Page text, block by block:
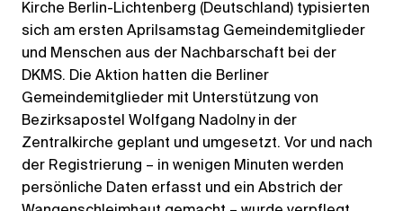
Kirche Berlin-Lichtenberg (Deutschland) typisierten
sich am ersten Aprilsamstag Gemeindemitglieder
und Menschen aus der Nachbarschaft bei der
DKMS. Die Aktion hatten die Berliner
Gemeindemitglieder mit Unterstützung von
Bezirksapostel Wolfgang Nadolny in der
Zentralkirche geplant und umgesetzt. Vor und nach
der Registrierung – in wenigen Minuten werden
persönliche Daten erfasst und ein Abstrich der